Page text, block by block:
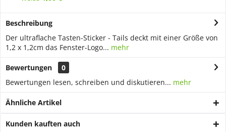
Beschreibung
Der ultraflache Tasten-Sticker - Tails deckt mit einer Größe von
1,2 x 1,2cm das Fenster-Logo... mehr
Bewertungen
0
Bewertungen lesen, schreiben und diskutieren... mehr
Ähnliche Artikel
Kunden kauften auch